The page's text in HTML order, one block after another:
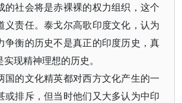
的社会将是赤裸裸的权力组织，这个
义责任。泰戈尔高歌印度文化，认为
争衡的历史不是真正的印度历史，真
现精神理想的历史。
的文化精英都对西方文化产生的一
或排斥，但当时他们又大多认为中印